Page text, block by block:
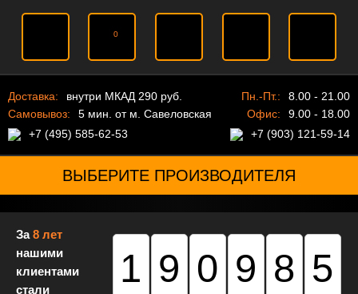
0
Доставка:
внутри МКАД 290 руб.
Самовывоз:
5 мин. от м. Савеловская
+7 (495) 585-62-53
Пн.-Пт.:
8.00 - 21.00
Офис:
9.00 - 18.00
+7 (903) 121-59-14
ВЫБЕРИТЕ ПРОИЗВОДИТЕЛЯ
За8 лет
нашими
клиентами
стали
190985